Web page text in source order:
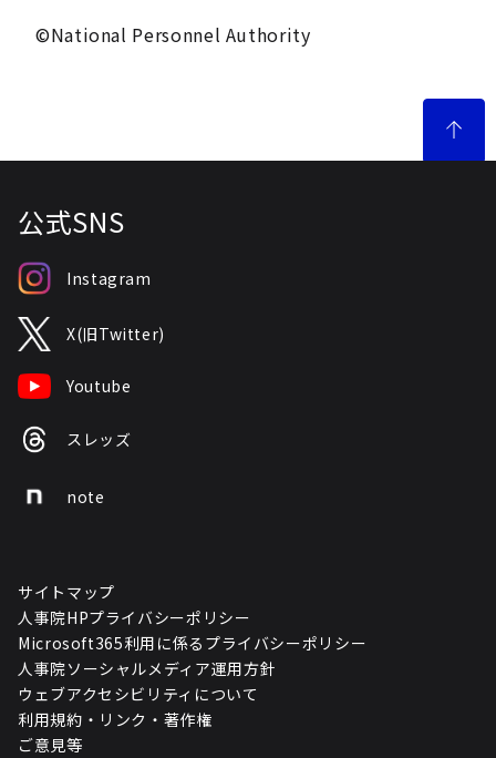
©National Personnel Authority
公式SNS
Instagram
X(旧Twitter)
Youtube
スレッズ
note
サイトマップ
人事院HPプライバシーポリシー
Microsoft365利用に係るプライバシーポリシー
人事院ソーシャルメディア運用方針
ウェブアクセシビリティについて
利用規約・リンク・著作権
ご意見等